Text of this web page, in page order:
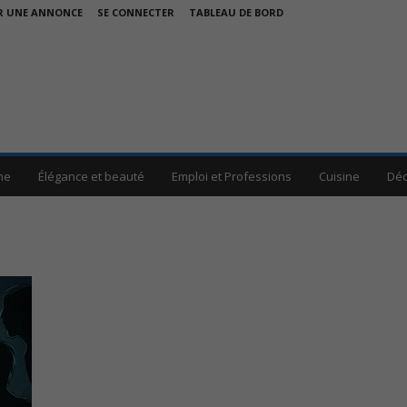
UNE ANNONCE SE CONNECTER TABLEAU DE BORD
Élégance et beauté Emploi et Professions Cuisine